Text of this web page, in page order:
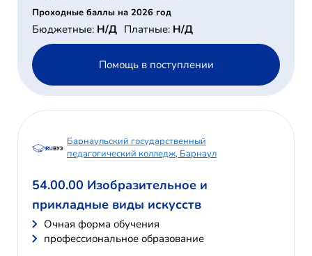
Проходные баллы на 2026 год
Бюджетные: Н/Д Платные: Н/Д
Помощь в поступлении
Барнаульский государственный
педагогический колледж, Барнаул
54.00.00 Изобразительное и
прикладные виды искусств
Очная форма обучения
профессиональное образование